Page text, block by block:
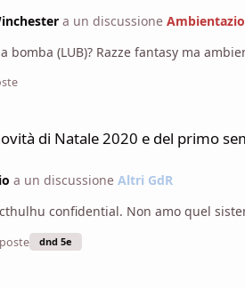
a un discussione
bomba (LUB)? Razze fantasy ma
di Natale 2020 e del primo
a un discussione Altri GdR
confidential. Non amo quel
dnd 5e